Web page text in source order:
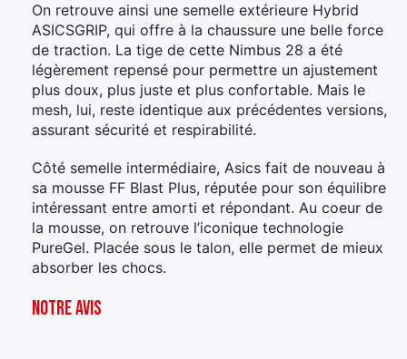
On retrouve ainsi une semelle extérieure Hybrid
ASICSGRIP, qui offre à la chaussure une belle force
de traction. La tige de cette Nimbus 28 a été
légèrement repensé pour permettre un ajustement
plus doux, plus juste et plus confortable. Mais le
mesh, lui, reste identique aux précédentes versions,
assurant sécurité et respirabilité.
Côté semelle intermédiaire, Asics fait de nouveau à
sa mousse FF Blast Plus, réputée pour son équilibre
intéressant entre amorti et répondant. Au coeur de
la mousse, on retrouve l’iconique technologie
PureGel. Placée sous le talon, elle permet de mieux
absorber les chocs.
Notre avis